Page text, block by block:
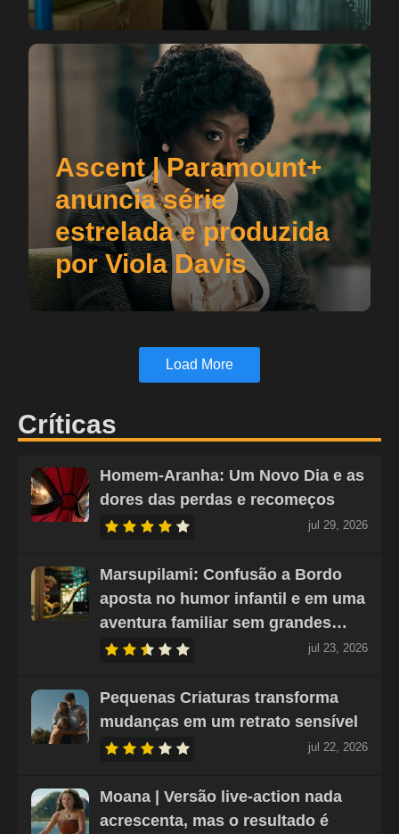
Ascent | Paramount+
anuncia série
estrelada e produzida
por Viola Davis
Load More
Críticas
Homem-Aranha: Um Novo Dia e as
dores das perdas e recomeços
jul 29, 2026
Marsupilami: Confusão a Bordo
aposta no humor infantil e em uma
aventura familiar sem grandes…
jul 23, 2026
Pequenas Criaturas transforma
mudanças em um retrato sensível
jul 22, 2026
Moana | Versão live-action nada
acrescenta, mas o resultado é